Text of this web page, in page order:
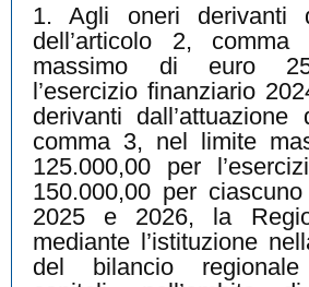
1. Agli oneri derivanti
dell’articolo 2,
massimo di euro
l’esercizio finanziario
derivanti dall’attuazione
comma 3, nel limite
125.000,00 per
150.000,00 per
2025 e 2026, la
mediante l’istituzione
del bilancio